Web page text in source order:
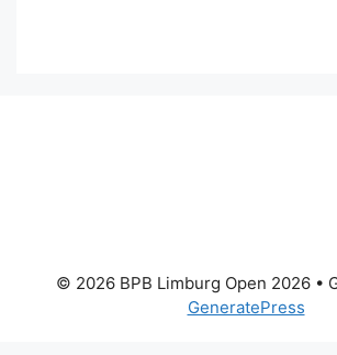
© 2026 BPB Limburg Open 2026•
GeneratePress